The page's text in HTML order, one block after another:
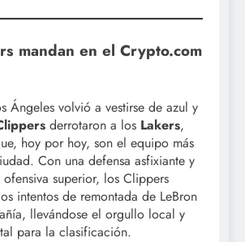
mandan en el Crypto.com
Ángeles volvió a vestirse de azul y
derrotaron a los Lakers,
hoy por hoy, son el equipo más
Con una defensa asfixiante y
superior, los Clippers
intentos de remontada de LeBron
llevándose el orgullo local y
para la clasificación.